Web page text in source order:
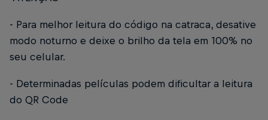
- Para melhor leitura do código na catraca, desative
modo noturno e deixe o brilho da tela em 100% no
seu celular.
- Determinadas películas podem dificultar a leitura
do QR Code